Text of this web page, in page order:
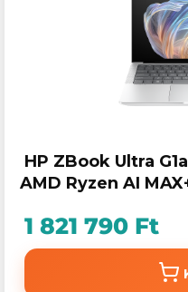
HP ZBook Ultra
AMD Ryzen AI
1 821 790 Ft